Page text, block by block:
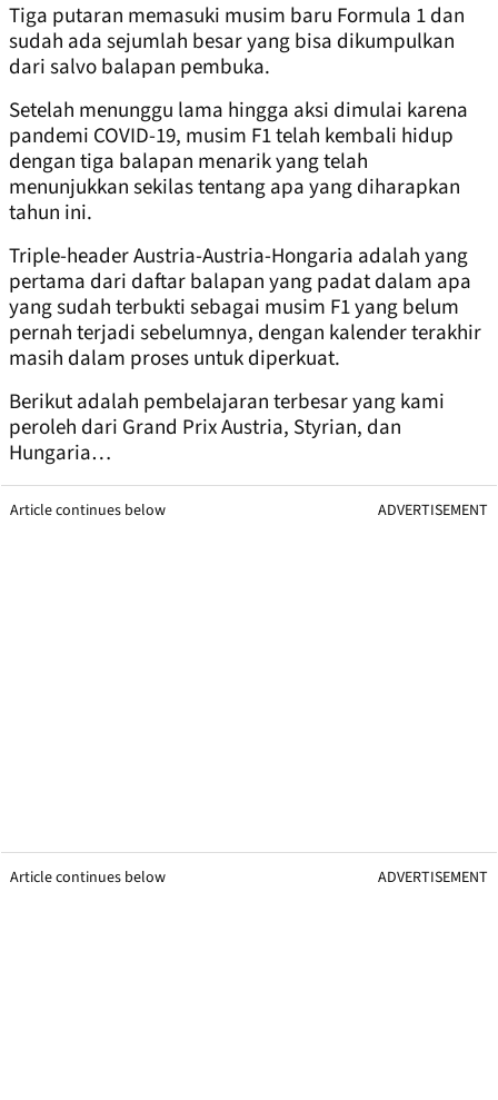
Tiga putaran memasuki musim baru Formula 1 dan
sudah ada sejumlah besar yang bisa dikumpulkan
dari salvo balapan pembuka.
Setelah menunggu lama hingga aksi dimulai karena
pandemi COVID-19, musim F1 telah kembali hidup
dengan tiga balapan menarik yang telah
menunjukkan sekilas tentang apa yang diharapkan
tahun ini.
Triple-header Austria-Austria-Hongaria adalah yang
pertama dari daftar balapan yang padat dalam apa
yang sudah terbukti sebagai musim F1 yang belum
pernah terjadi sebelumnya, dengan kalender terakhir
masih dalam proses untuk diperkuat.
Berikut adalah pembelajaran terbesar yang kami
peroleh dari Grand Prix Austria, Styrian, dan
Hungaria…
Article continues below ADVERTISEMENT
Article continues below ADVERTISEMENT